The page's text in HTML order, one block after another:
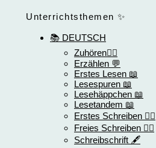
Unterrichtsthemen ✨
📚 DEUTSCH
Zuhören👂🏻
Erzählen 💬
Erstes Lesen 📖
Lesespuren 📖
Lesehäppchen 📖
Lesetandem 📖
Erstes Schreiben ✍🏻
Freies Schreiben ✍🏻
Schreibschrift 🖋️